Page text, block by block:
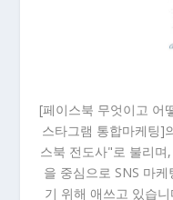
[페이스북 무엇이고 어
스타그램 통합마케팅]
스북 전도사"로 불리
을 중심으로 SNS 마
기 위해 애쓰고 있습